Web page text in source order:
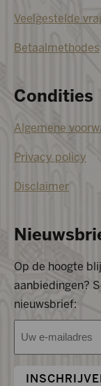
Veelgestelde
Betaalmethodes
Condities
Algemene
Privacy policy
Disclaimer
Op de hoogte
aanbiedingen?
nieuwsbrief: